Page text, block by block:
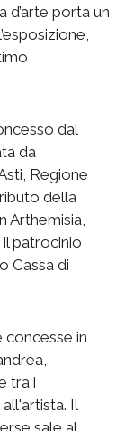
porta un
dal
da
Regione
della
Arthemisia,
patrocinio
Cassa di
in
tra i
Il